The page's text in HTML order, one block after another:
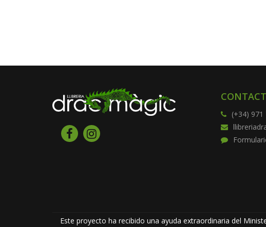
(+34) 971
Este proyecto ha recibido una ayuda extraordinaria del